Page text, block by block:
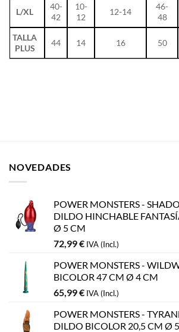
L/XL
40-
42
10-
12
12-14
46-
48
TALLA
PLUS
44 14 16 50
NOVEDADES
POWER MONSTERS -
DILDO HINCHABLE
Ø 5 CM
72,99€ IVA (Incl.)
POWER MONSTERS -
BICOLOR 47 CM Ø 4 CM
65,99€ IVA (Incl.)
POWER MONSTERS -
DILDO BICOLOR 20,5 CM Ø